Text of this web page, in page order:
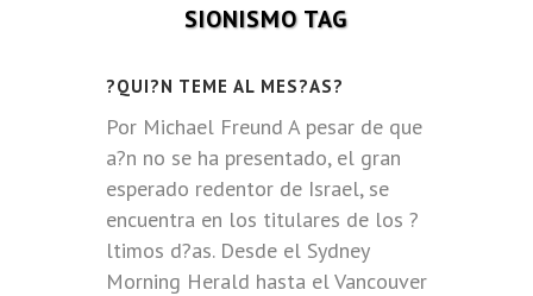
SIONISMO TAG
?QUI?N TEME AL MES?AS?
Por Michael Freund A pesar de que
a?n no se ha presentado, el gran
esperado redentor de Israel, se
encuentra en los titulares de los ?
ltimos d?as. Desde el Sydney
Morning Herald hasta el Vancouver